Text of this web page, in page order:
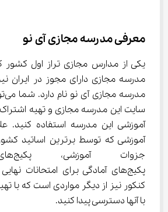
معرفی مدرسه مجازی آی نو
یکی از مدارس مجازی تراز اول کشور
سایت این مدرسه مجازی و تهیه اشتراک
آموزشی این مدرسه استفاده کنید.
آموزشی که توسط برترین اساتید
با آنها دسترسی پیدا کنید.